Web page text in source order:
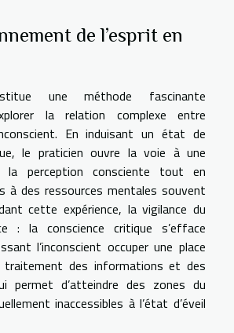
de l’esprit en
une méthode fascinante
la relation complexe entre
En induisant un état de
le praticien ouvre la voie à une
la perception consciente tout en
à des ressources mentales souvent
cette expérience, la vigilance du
: la conscience critique s’efface
l’inconscient occuper une place
traitement des informations et des
permet d’atteindre des zones du
inaccessibles à l’état d’éveil